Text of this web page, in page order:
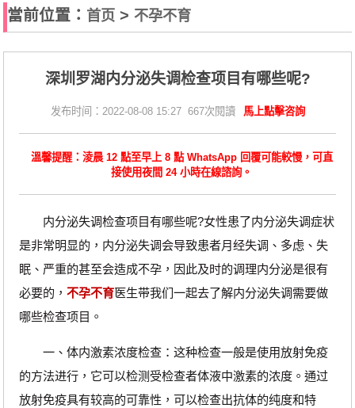
當前位置： 首页 > 不孕不育
深圳罗湖内分泌失调检查项目有哪些呢?
发布时间：2022-08-08 15:27 667次閱讀 馬上點擊咨詢
溫馨提醒：淩晨 12 點至早上 8 點 WhatsApp 回覆可能較慢，可直
接使用夜間 24 小時在線諮詢。
内分泌失调检查项目有哪些呢?女性患了内分泌失调症状
是非常明显的，内分泌失调会导致患者月经失调、多虑、失
眠、严重的甚至会造成不孕，因此及时的调理内分泌是很有
必要的， 不孕不育医生带我们一起去了解内分泌失调需要做
哪些检查项目。
一、体内激素浓度检查：这种检查一般是使用放射免疫
的方法进行，它可以检测受检查者体液中激素的浓度。通过
放射免疫具有较高的可靠性，可以检查出抗体的纯度和特